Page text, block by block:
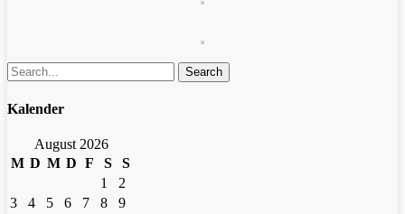
Search
Kalender
August 2026
M D M D F S
S
1
2
3
4 5 6 7 8
9